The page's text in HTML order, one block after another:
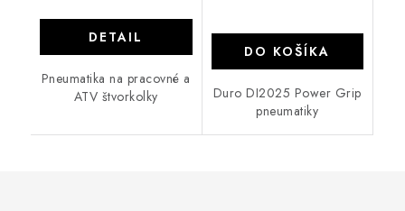
DETAIL
Pneumatika na pracovné a
ATV štvorkolky
DO KOŠÍKA
Duro DI2025 Power Grip
pneumatiky